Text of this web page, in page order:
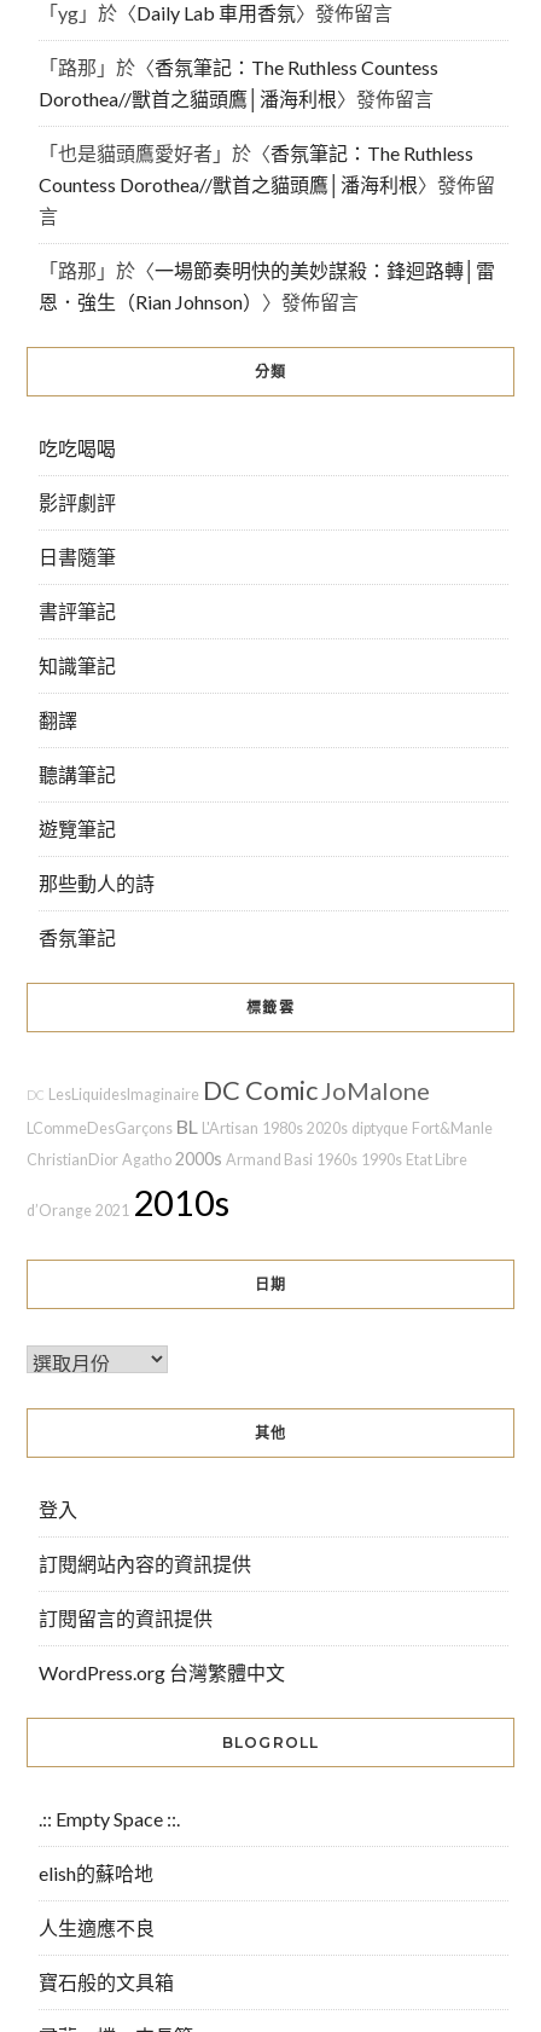
「yg」於〈Daily Lab 車用香氛〉發佈留言
「路那 」於〈香氛筆記：The Ruthless Countess
Dorothea//獸首之貓頭鷹│潘海利根〉發佈留言
「也是貓頭鷹愛好者」於〈香氛筆記：The Ruthless
Countess Dorothea//獸首之貓頭鷹│潘海利根〉發佈留
言
「路那 」於〈一場節奏明快的美妙謀殺：鋒迴路轉│雷
恩．強生（Rian Johnson） 〉發佈留言
分類
吃吃喝喝
影評劇評
日書隨筆
書評筆記
知識筆記
翻譯
聽講筆記
遊覽筆記
那些動人的詩
香氛筆記
標籤雲
DC LesLiquidesImaginaire DC ComicJoMalone
LCommeDesGarçons BL L'Artisan 1980s 2020s diptyque Fort&Manle
ChristianDior Agatho 2000s Armand Basi 1960s 1990s Etat Libre
d’Orange 2021 2010s
日期
其他
登入
訂閱網站內容的資訊提供
訂閱留言的資訊提供
WordPress.org 台灣繁體中文
BLOGROLL
.:: Empty Space ::.
elish的蘇哈地
人生適應不良
寶石般的文具箱